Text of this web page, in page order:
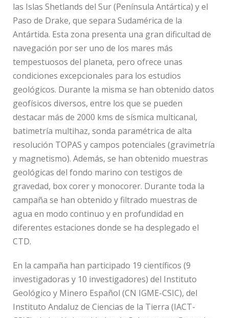
las Islas Shetlands del Sur (Península Antártica) y el
Paso de Drake, que separa Sudamérica de la
Antártida. Esta zona presenta una gran dificultad de
navegación por ser uno de los mares más
tempestuosos del planeta, pero ofrece unas
condiciones excepcionales para los estudios
geológicos. Durante la misma se han obtenido datos
geofísicos diversos, entre los que se pueden
destacar más de 2000 kms de sísmica multicanal,
batimetría multihaz, sonda paramétrica de alta
resolución TOPAS y campos potenciales (gravimetría
y magnetismo). Además, se han obtenido muestras
geológicas del fondo marino con testigos de
gravedad, box corer y monocorer. Durante toda la
campaña se han obtenido y filtrado muestras de
agua en modo continuo y en profundidad en
diferentes estaciones donde se ha desplegado el
CTD.
En la campaña han participado 19 científicos (9
investigadoras y 10 investigadores) del Instituto
Geológico y Minero Español (CN IGME-CSIC), del
Instituto Andaluz de Ciencias de la Tierra (IACT-